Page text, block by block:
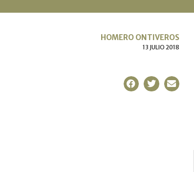
HOMERO ONTIVEROS
13 JULIO 2018